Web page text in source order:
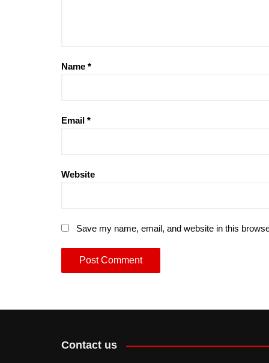
Name *
Email *
Website
Save my name, email, and website in this
Contact us